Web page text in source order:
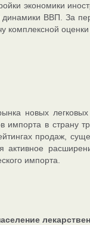
экономики
ВВП. За
комплексной
новых
в страну
продаж,
импорта.